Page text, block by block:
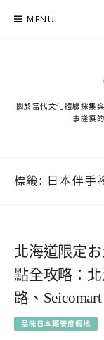
MENU
關於當代文化體驗採集
事謹慎
標籤: 日本伴手
北海道限定
點全攻略：
路、
品味日本輕奢度假地